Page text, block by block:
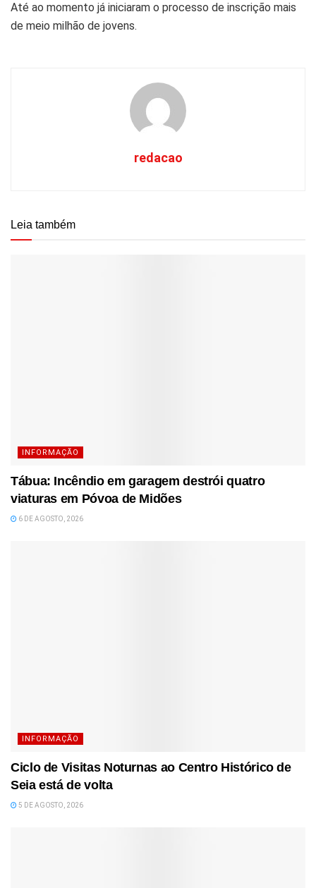
Até ao momento já iniciaram o processo de inscrição mais
de meio milhão de jovens.
redacao
Leia também
INFORMAÇÃO
Tábua: Incêndio em garagem destrói quatro
viaturas em Póvoa de Midões
6 DE AGOSTO, 2026
INFORMAÇÃO
Ciclo de Visitas Noturnas ao Centro Histórico de
Seia está de volta
5 DE AGOSTO, 2026